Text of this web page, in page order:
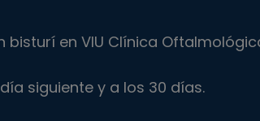
bisturí en VIU Clínica
siguiente y a los 30 días.